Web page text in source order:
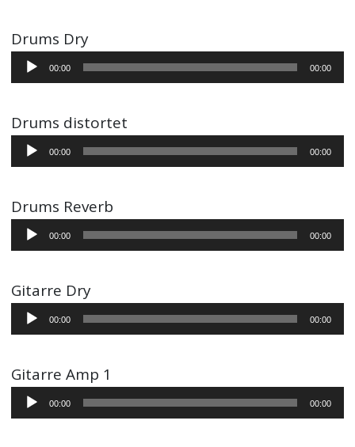
Drums Dry
Audio-
Player
00:00 00:00
Drums distortet
Audio-
Player
00:00 00:00
Drums Reverb
Audio-
Player
00:00 00:00
Gitarre Dry
Audio-
Player
00:00 00:00
Gitarre Amp 1
Audio-
Player
00:00 00:00